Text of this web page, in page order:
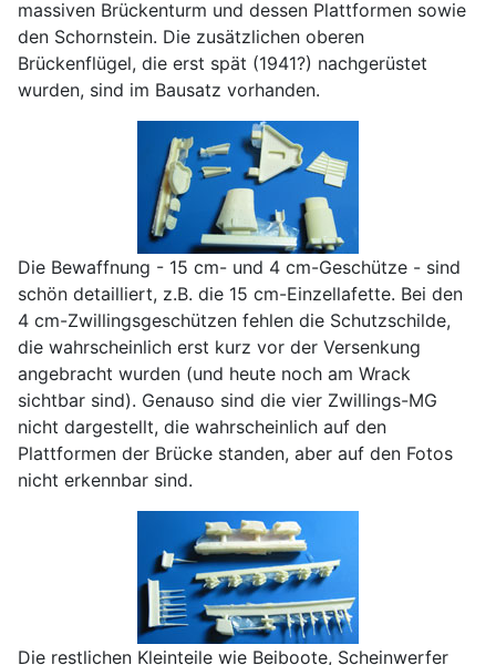
massiven Brückenturm und dessen Plattformen sowie
den Schornstein. Die zusätzlichen oberen
Brückenflügel, die erst spät (1941?) nachgerüstet
wurden, sind im Bausatz vorhanden.
Die Bewaffnung - 15 cm- und 4 cm-Geschütze - sind
schön detailliert, z.B. die 15 cm-Einzellafette. Bei den
4 cm-Zwillingsgeschützen fehlen die Schutzschilde,
die wahrscheinlich erst kurz vor der Versenkung
angebracht wurden (und heute noch am Wrack
sichtbar sind). Genauso sind die vier Zwillings-MG
nicht dargestellt, die wahrscheinlich auf den
Plattformen der Brücke standen, aber auf den Fotos
nicht erkennbar sind.
Die restlichen Kleinteile wie Beiboote, Scheinwerfer